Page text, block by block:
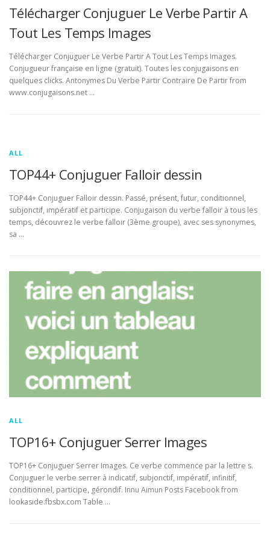
Télécharger Conjuguer Le Verbe Partir A
Tout Les Temps Images
Télécharger Conjuguer Le Verbe Partir A Tout Les Temps Images.
Conjugueur française en ligne (gratuit). Toutes les conjugaisons en
quelques clicks. Antonymes Du Verbe Partir Contraire De Partir from
www.conjugaisons.net …
ALL
TOP44+ Conjuguer Falloir dessin
TOP44+ Conjuguer Falloir dessin. Passé, présent, futur, conditionnel,
subjonctif, impératif et participe. Conjugaison du verbe falloir à tous les
temps, découvrez le verbe falloir (3ème groupe), avec ses synonymes,
sa …
ALL
TOP16+ Conjuguer Serrer Images
TOP16+ Conjuguer Serrer Images. Ce verbe commence par la lettre s.
Conjuguer le verbe serrer à indicatif, subjonctif, impératif, infinitif,
conditionnel, participe, gérondif. Innu Aimun Posts Facebook from
lookaside.fbsbx.com Table …